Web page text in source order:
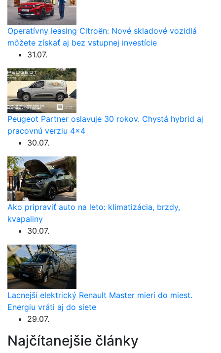
Operatívny leasing Citroën: Nové skladové vozidlá
môžete získať aj bez vstupnej investície
31.07.
Peugeot Partner oslavuje 30 rokov. Chystá hybrid aj
pracovnú verziu 4×4
30.07.
Ako pripraviť auto na leto: klimatizácia, brzdy,
kvapaliny
30.07.
Lacnejší elektrický Renault Master mieri do miest.
Energiu vráti aj do siete
29.07.
Najčítanejšie články